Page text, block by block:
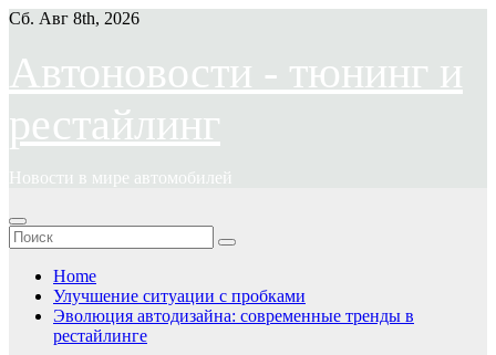
Перейти
содержимому
Сб. Авг 8th, 2026
Автоновости - тюнинг и
рестайлинг
Новости в мире автомобилей
Home
Улучшение ситуации с пробками
Эволюция автодизайна: современные тренды в
рестайлинге